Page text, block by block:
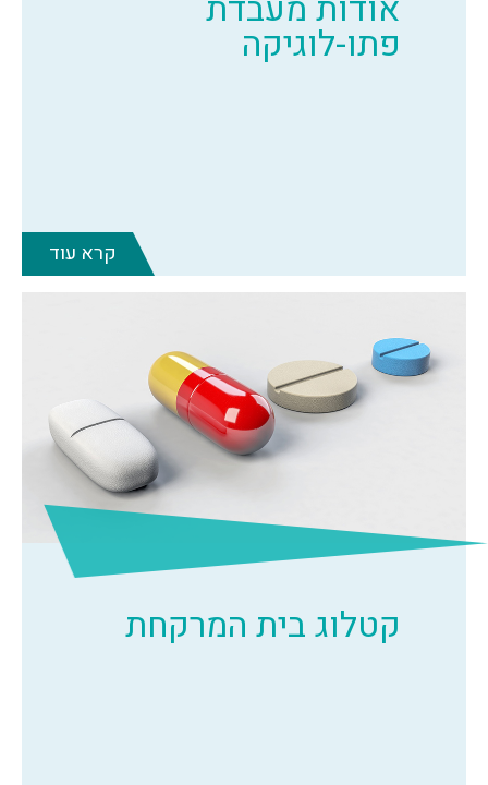
פתו-לוגיקה
קרא עוד
קטלוג בית המרקחת